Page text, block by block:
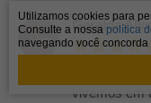
Geralda
Freud
vivemos em
Utilizamos cookies para
Consulte a nossa política
navegando você